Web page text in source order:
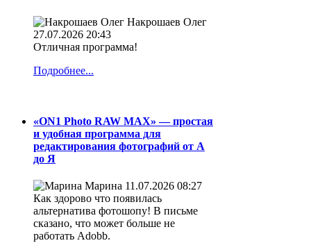
Накрошаев Олег
27.07.2026 20:43
Отличная программа!
Подробнее...
«ON1 Photo RAW MAX» — простая
и удобная программа для
редактирования фотографий от А
до Я
Марина 11.07.2026 08:27
Как здорово что появилась
альтернатива фотошопу! В письме
сказано, что может больше не
работать Adobb.